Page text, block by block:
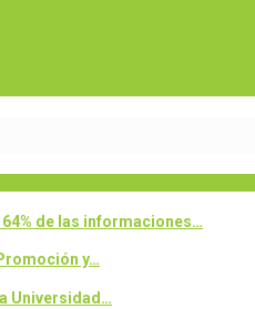
de las informaciones…
y…
Universidad…